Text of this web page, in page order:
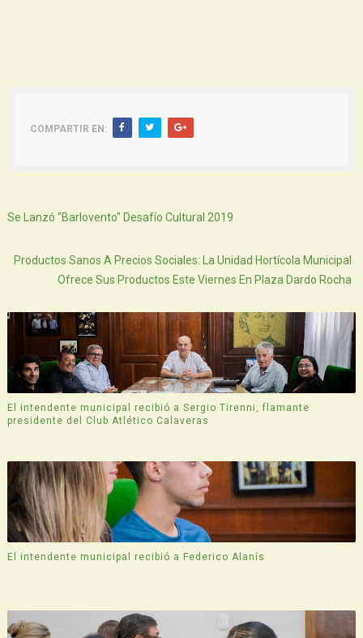
COMPARTIR EN:
Se Lanzó "Barlovento" Desafío Cultural 2019
Productos Sanos A Precios Sociales: La Unidad Hortícola Municipal
Ofrece Sus Productos Este Viernes En Plaza Dardo Rocha
El intendente municipal recibió a Sergio Tirenni, flamante
presidente del Club Atlético Calaveras
El intendente municipal recibió a Federico Alanís